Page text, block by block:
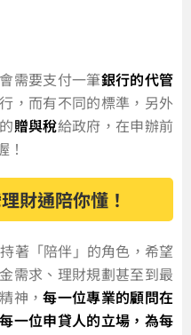
需要支付一筆銀行的代管
，而有不同的標準，另外
贈與稅給政府，在申辦前
！
財通陪你懂！
著「陪伴」的角色，希望
需求、理財規劃甚至到最
神，每一位專業的顧問在
一位申貸人的立場，為每